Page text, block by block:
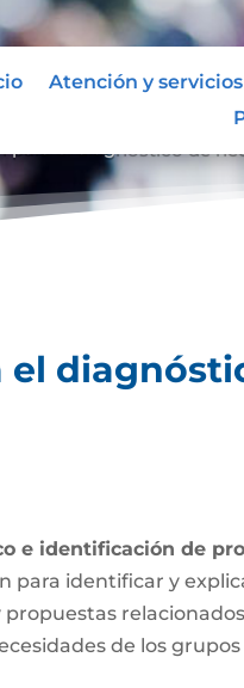
Atención y
para el diagnóstico de
e identificación de
para identificar y
propuestas
de los